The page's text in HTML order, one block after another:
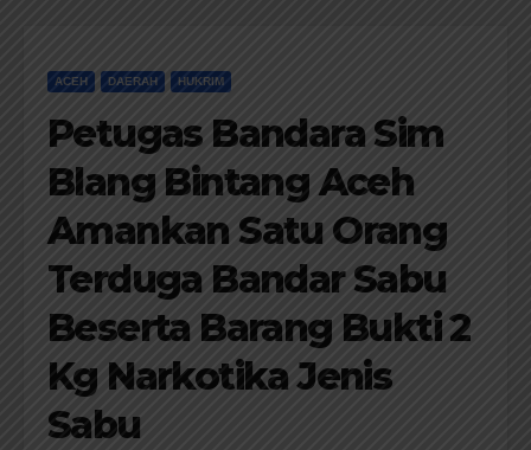
ACEH DAERAH HUKRIM
Petugas Bandara Sim
Blang Bintang Aceh
Amankan Satu Orang
Terduga Bandar Sabu
Beserta Barang Bukti 2
Kg Narkotika Jenis
Sabu